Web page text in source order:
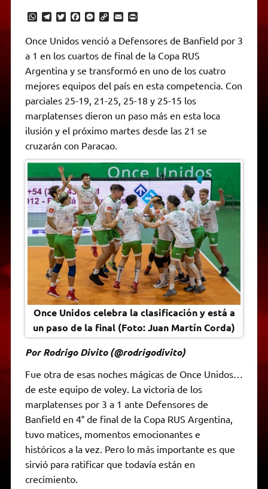
W
t
s
p
p
T
l
e
g
r
a
m
T
i
t
t
r
F
e
b
o
k
M
s
e
g
e
C
y
L
n
k
E
a
i
l
P
n
t
r
i
n
d
l
y
Once Unidos venció a Defensores de Banfield por 3
a 1 en los cuartos de final de la Copa RUS
Argentina y se transformó en uno de los cuatro
mejores equipos del país en esta competencia. Con
parciales 25-19, 21-25, 25-18 y 25-15 los
marplatenses dieron un paso más en esta loca
ilusión y el próximo martes desde las 21 se
cruzarán con Paracao.
Once Unidos celebra la clasificación y está a
un paso de la final (Foto: Juan Martín Corda)
Por Rodrigo Divito (@rodrigodivito)
Fue otra de esas noches mágicas de Once Unidos…
de este equipo de voley. La victoria de los
marplatenses por 3 a 1 ante Defensores de
Banfield en 4° de final de la Copa RUS Argentina,
tuvo matices, momentos emocionantes e
históricos a la vez. Pero lo más importante es que
sirvió para ratificar que todavía están en
crecimiento.